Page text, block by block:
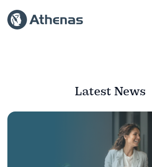
Latest News